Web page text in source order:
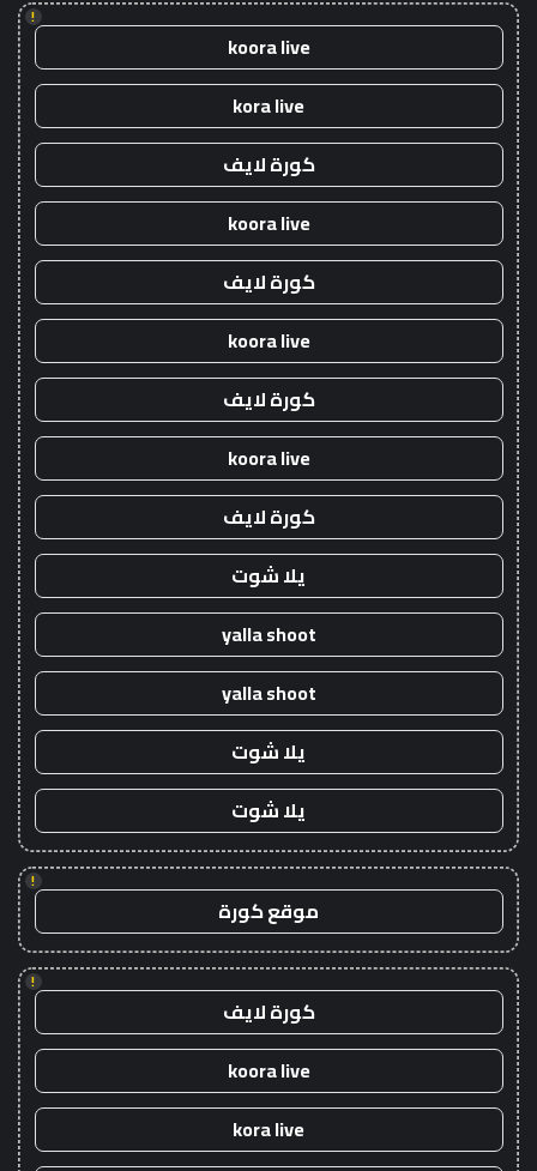
!
koora live
kora live
كورة لايف
koora live
كورة لايف
koora live
كورة لايف
koora live
كورة لايف
يلا شوت
yalla shoot
yalla shoot
يلا شوت
يلا شوت
!
موقع كورة
!
كورة لايف
koora live
kora live